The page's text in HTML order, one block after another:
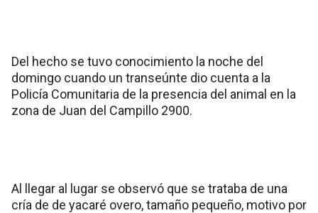
Del hecho se tuvo conocimiento la noche del
domingo cuando un transeúnte dio cuenta a la
Policía Comunitaria de la presencia del animal en la
zona de Juan del Campillo 2900.
Al llegar al lugar se observó que se trataba de una
cría de de yacaré overo, tamaño pequeño, motivo por